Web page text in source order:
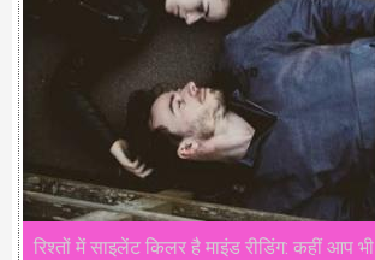
रिश्तों में साइलेंट किलर है माइंड रीडिंग: कहीं आप भी